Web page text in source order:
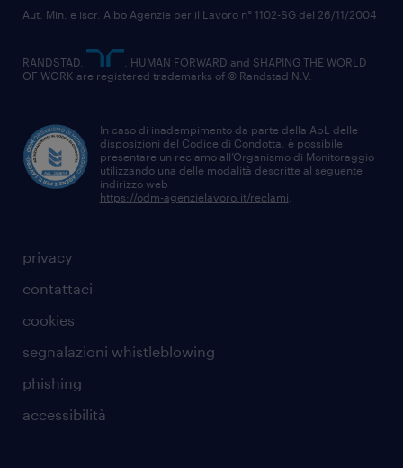
privacy
contattaci
cookies
segnalazioni whistleblowing
phishing
accessibilità
Aut. Min. e iscr. Albo Agenzie per il Lavoro n° 1102-SG del 26/11/2004
RANDSTAD,
, HUMAN FORWARD and SHAPING THE WORLD
OF WORK are registered trademarks of © Randstad N.V.
In caso di inadempimento da parte della ApL delle
disposizioni del Codice di Condotta, è possibile
presentare un reclamo all’Organismo di Monitoraggio
utilizzando una delle modalità descritte al seguente
indirizzo web
https://odm-agenzielavoro.it/reclami